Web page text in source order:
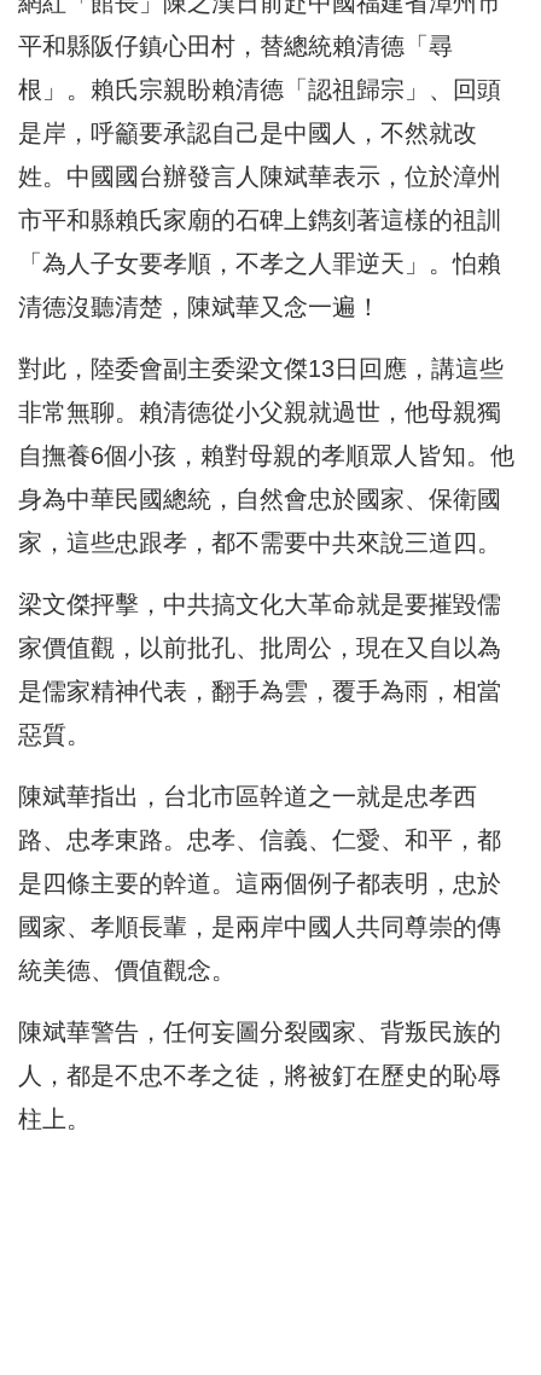
平和縣阪仔鎮心田村，替總統賴清德「尋
根」。賴氏宗親盼賴清德「認祖歸宗」、回頭
是岸，呼籲要承認自己是中國人，不然就改
姓。中國國台辦發言人陳斌華表示，位於漳州
市平和縣賴氏家廟的石碑上鐫刻著這樣的祖訓
「為人子女要孝順，不孝之人罪逆天」。怕賴
清德沒聽清楚，陳斌華又念一遍！
對此，陸委會副主委梁文傑13日回應，講這些
非常無聊。賴清德從小父親就過世，他母親獨
自撫養6個小孩，賴對母親的孝順眾人皆知。他
身為中華民國總統，自然會忠於國家、保衛國
家，這些忠跟孝，都不需要中共來說三道四。
梁文傑抨擊，中共搞文化大革命就是要摧毀儒
家價值觀，以前批孔、批周公，現在又自以為
是儒家精神代表，翻手為雲，覆手為雨，相當
惡質。
陳斌華指出，台北市區幹道之一就是忠孝西
路、忠孝東路。忠孝、信義、仁愛、和平，都
是四條主要的幹道。這兩個例子都表明，忠於
國家、孝順長輩，是兩岸中國人共同尊崇的傳
統美德、價值觀念。
陳斌華警告，任何妄圖分裂國家、背叛民族的
人，都是不忠不孝之徒，將被釘在歷史的恥辱
柱上。